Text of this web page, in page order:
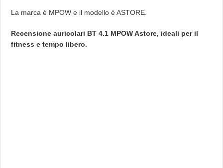
La marca è MPOW e il modello è ASTORE.
Recensione auricolari BT 4.1 MPOW Astore, ideali per il
fitness e tempo libero.